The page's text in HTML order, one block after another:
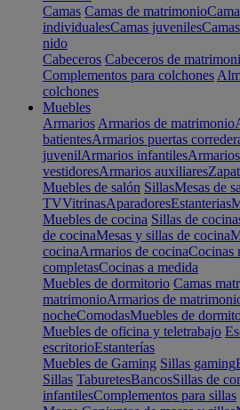
Camas Camas de matrimonio
individualesCamas juveniles
nido
Cabeceros Cabeceros de
Complementos para colchones
colchones
Muebles
Armarios Armarios de matrimonio
batientesArmarios puertas
juvenilArmarios infantiles
vestidoresArmarios auxiliares
Muebles de salón SillasMesas de
TVVitrinasAparadoresEstanterias
Muebles de cocina Sillas de
de cocinaMesas y sillas de cocina
cocinaArmarios de cocinaCocinas
completasCocinas a medida
Muebles de dormitorio Camas
matrimonioArmarios de
nocheComodasMuebles de
Muebles de oficina y teletrabajo
escritorioEstanterías
Muebles de Gaming Sillas gaming
Sillas TaburetesBancosSillas de
infantilesComplementos para sillas